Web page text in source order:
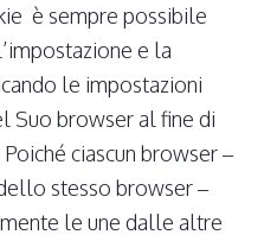
è sempre possibile
e la
le impostazioni
Suo browser al fine di
ciascun browser –
stesso browser –
le une dalle altre